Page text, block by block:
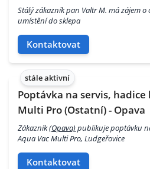
Stálý zákazník pan Valtr M. má zájem
umístění do sklepa
Kontaktovat
stále aktivní
Poptávka na servis, hadice
Multi Pro (Ostatní) - Opava
Zákazník(Opava)publikuje poptávku
Aqua Vac Multi Pro, Ludgeřovice
Kontaktovat